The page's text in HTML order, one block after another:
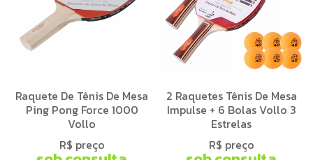
Raquete De Tênis De Mesa
Ping Pong Force 1000
Vollo
R$ preço
2 Raquetes Tênis De Mesa
Impulse + 6 Bolas Vollo 3
Estrelas
R$ preço